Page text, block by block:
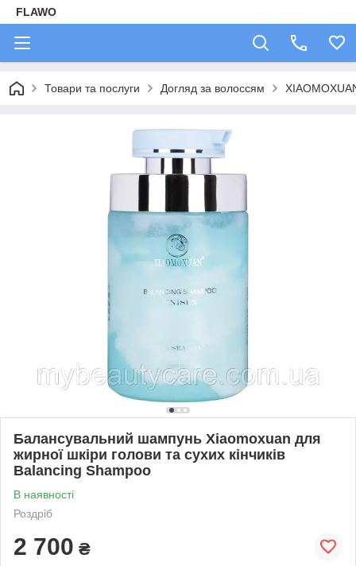
FLAWO
Товари та послуги Догляд за волоссям
Балансувальний шампунь Xiaomoxuan для
жирної шкіри голови та сухих кінчиків
Balancing Shampoo
В наявності
Роздріб
2 700 ₴